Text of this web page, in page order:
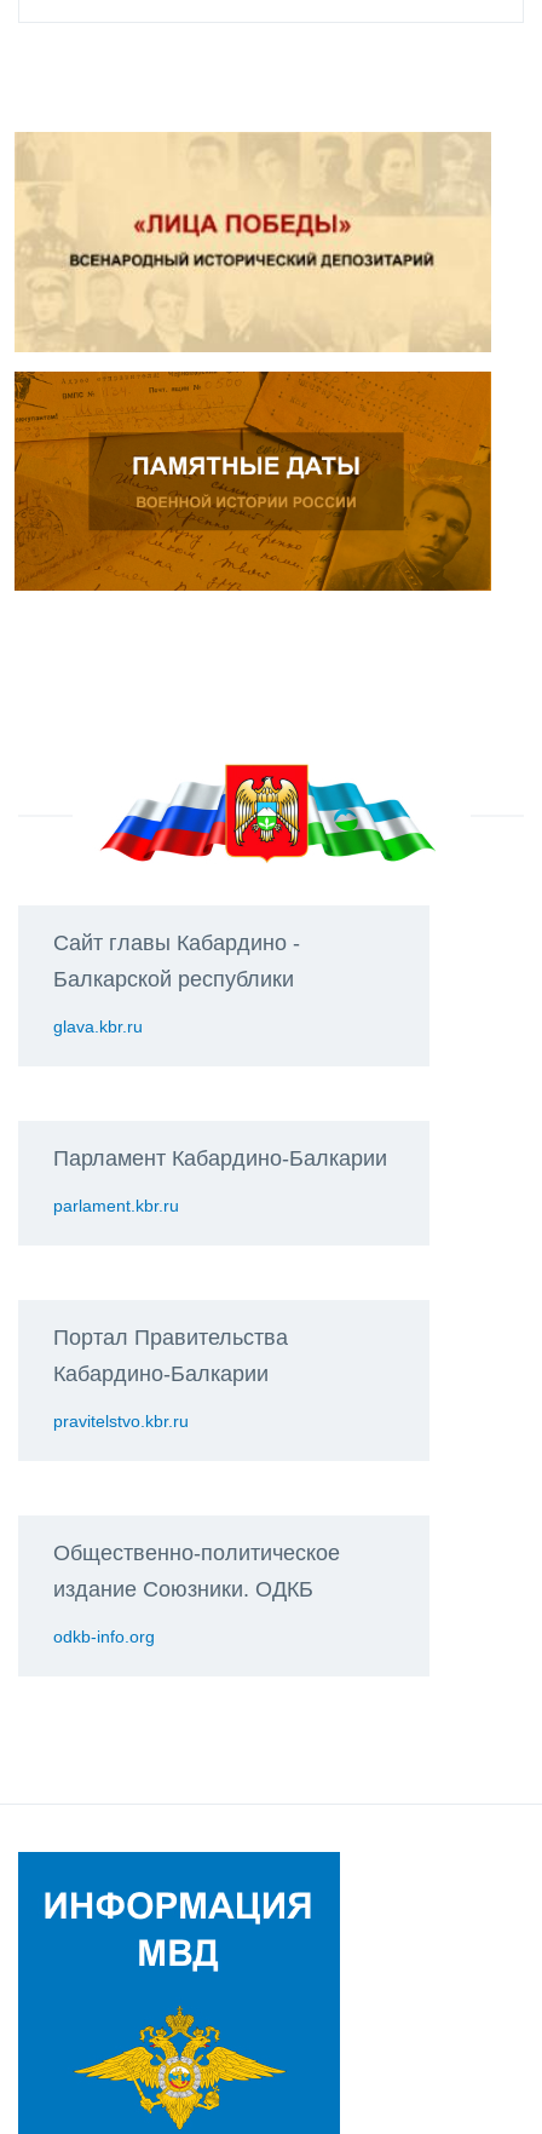
Сайт главы Кабардино -
Балкарской республики
glava.kbr.ru
Парламент Кабардино-Балкарии
parlament.kbr.ru
Портал Правительства
Кабардино-Балкарии
pravitelstvo.kbr.ru
Общественно-политическое
издание Союзники. ОДКБ
odkb-info.org